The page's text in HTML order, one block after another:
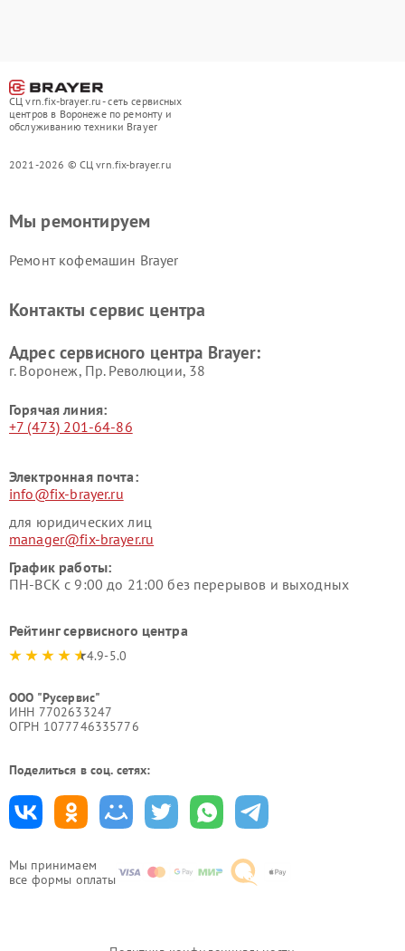
СЦ vrn.fix-brayer.ru - сеть сервисных
центров в Воронеже по ремонту и
обслуживанию техники Brayer
2021-2026 © СЦ vrn.fix-brayer.ru
Мы принимаем
все формы оплаты
Мы ремонтируем
Ремонт кофемашин Brayer
Контакты сервис центра
Адрес сервисного центра Brayer:
г. Воронеж, Пр. Революции, 38
Горячая линия:
+7 (473) 201-64-86
Электронная почта:
info@fix-brayer.ru
для юридических лиц
manager@fix-brayer.ru
График работы:
ПН-ВСК с 9:00 до 21:00 без перерывов и выходных
Рейтинг сервисного центра
4.9-5.0
ООО "Русервис"
ИНН 7702633247
ОГРН 1077746335776
Поделиться в соц. сетях: